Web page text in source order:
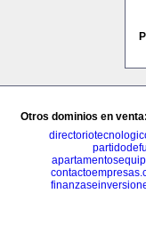
Otros dominios en venta: